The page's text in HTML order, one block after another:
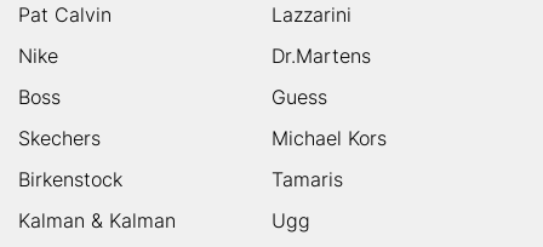
Pat Calvin
Lazzarini
Nike
Dr.Martens
Boss
Guess
Skechers
Michael Kors
Birkenstock
Tamaris
Kalman & Kalman
Ugg